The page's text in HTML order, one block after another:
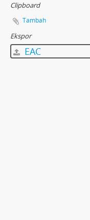
Clipboard
Tambah
Ekspor
EAC